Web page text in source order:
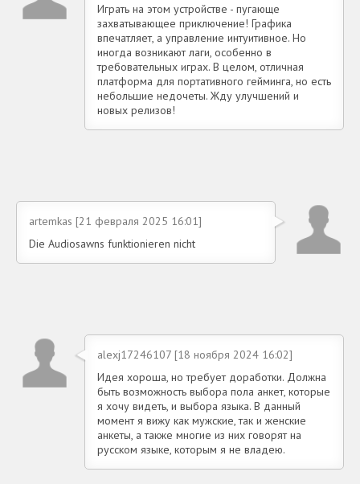
Играть на этом устройстве - пугающе
захватывающее приключение! Графика
впечатляет, а управление интуитивное. Но
иногда возникают лаги, особенно в
требовательных играх. В целом, отличная
платформа для портативного гейминга, но есть
небольшие недочеты. Жду улучшений и
новых релизов!
artemkas [21 февраля 2025 16:01]
Die Audiosawns funktionieren nicht
alexj17246107 [18 ноября 2024 16:02]
Идея хороша, но требует доработки. Должна
быть возможность выбора пола анкет, которые
я хочу видеть, и выбора языка. В данный
момент я вижу как мужские, так и женские
анкеты, а также многие из них говорят на
русском языке, которым я не владею.